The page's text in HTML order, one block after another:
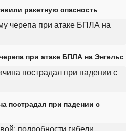
ракетную опасность
при атаке БПЛА на Энгельс
пострадал при падении с